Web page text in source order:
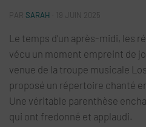
SARAH 19 JUIN 2025
Le temps d’un après-midi, les
vécu un moment empreint de
venue de la troupe musicale
proposé un répertoire chanté
Une véritable parenthèse
qui ont fredonné et applaudi.